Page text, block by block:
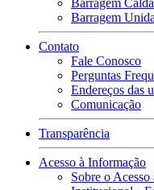
Barragem
Barragem
Contato
Fale Conosco
Perguntas
Endereços das
Comunicação
Transparência
Acesso à Informação
Sobre o